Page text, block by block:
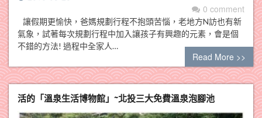
0 comment
讓假期更愉快，爸媽規劃行程不抱頭苦惱，老地方N訪也有新
氣象，試著每次規劃行程中加入讓孩子有興趣的元素，會是個
不錯的方法! 過程中全家人…
Read More >>
活的「溫泉生活博物館」~北投三大免費溫泉泡腳池